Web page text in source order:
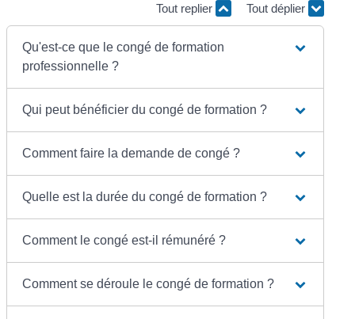
Tout replier Tout déplier
Qu'est-ce que le congé de formation
professionnelle ?
Qui peut bénéficier du congé de formation ?
Comment faire la demande de congé ?
Quelle est la durée du congé de formation ?
Comment le congé est-il rémunéré ?
Comment se déroule le congé de formation ?